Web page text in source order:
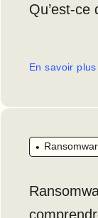
Qu’est-ce
En savoir plus